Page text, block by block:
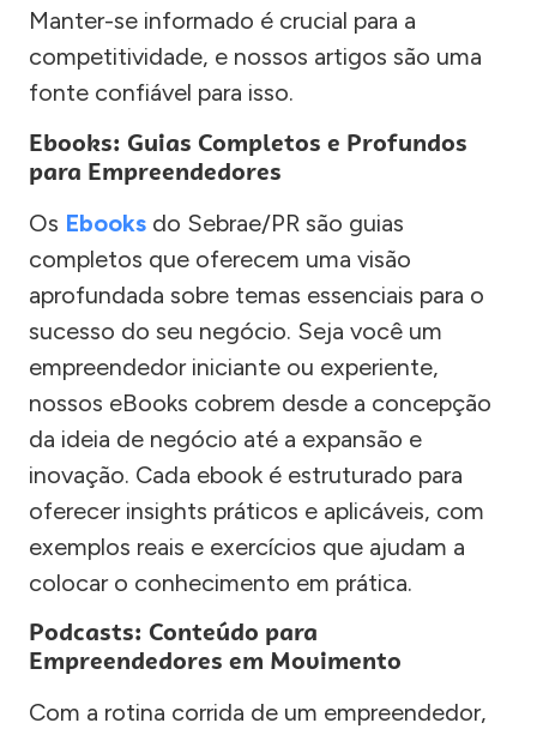
Manter-se informado é crucial para a
competitividade, e nossos artigos são uma
fonte confiável para isso.
Ebooks: Guias Completos e Profundos
para Empreendedores
Os Ebooks do Sebrae/PR são guias
completos que oferecem uma visão
aprofundada sobre temas essenciais para o
sucesso do seu negócio. Seja você um
empreendedor iniciante ou experiente,
nossos eBooks cobrem desde a concepção
da ideia de negócio até a expansão e
inovação. Cada ebook é estruturado para
oferecer insights práticos e aplicáveis, com
exemplos reais e exercícios que ajudam a
colocar o conhecimento em prática.
Podcasts: Conteúdo para
Empreendedores em Movimento
Com a rotina corrida de um empreendedor,